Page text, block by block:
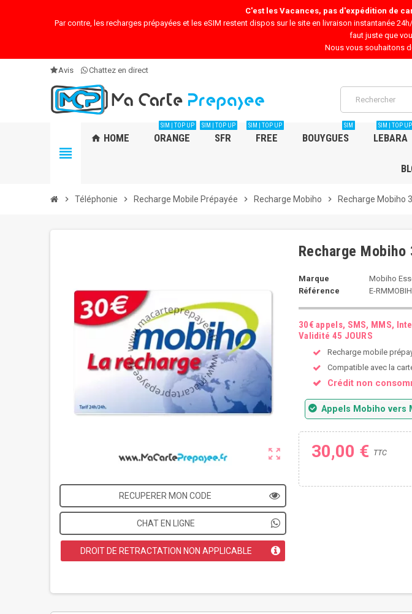
C'est les Vacances, pas d'expédition de
Par contre, les recharges prépayées et les eSIM restent dispos sur le site en livraison instantanée
faut juste que
Nous vous souhaitons
Avis Chattez en direct
view_headline
home HOME ORANGE
SIM | TOP UP
SFR
SIM | TOP UP
FREE
SIM | TOP UP
BOUYGUES
SIM
LEBARA
SIM | TOP UP
chevron_right Téléphonie chevron_right Recharge Mobile Prépayée chevron_right Recharge Mobiho chevron_right Recharge Mobiho
zoom_out_map
RECUPERER MON CODE
CHAT EN LIGNE
DROIT DE RETRACTATION NON APPLICABLE
Recharge Mobiho
Marque
Mobiho
Référence
E-
30€ appels, SMS, MMS,
Validité 45 JOURS
Recharge mobile
Compatible avec la
Crédit non
Appels Mobiho vers
30,00 € TTC